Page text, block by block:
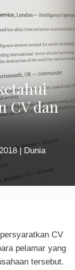
CV dan
|Dunia
CV
pelamar yang
tersebut.